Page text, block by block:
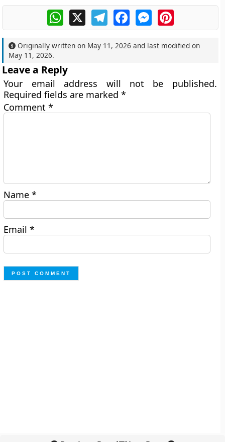
WhatsApp
X TelegramFacebookMessengerPinterest
Originally written on May 11, 2026 and last modified on
May 11, 2026.
Leave a Reply
Your email address will not be published.
Required fields are marked*
Comment*
Name*
Email*